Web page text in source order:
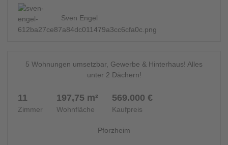
Sven Engel
5 Wohnungen umsetzbar, Gewerbe & Hinterhaus! Alles
unter 2 Dächern!
11
Zimmer
197,75 m²
Wohnfläche
569.000 €
Kaufpreis
Pforzheim